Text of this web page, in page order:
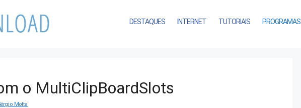
DESTAQUES INTERNET TUTORIAIS PROGRAMAS
o MultiClipBoardSlots
Motta